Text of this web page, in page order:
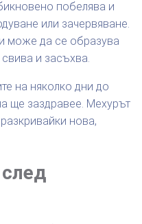
побелява и
или зачервяване.
може да се образува
и засъхва.
на няколко дни до
ще заздравее. Мехурът
нова,